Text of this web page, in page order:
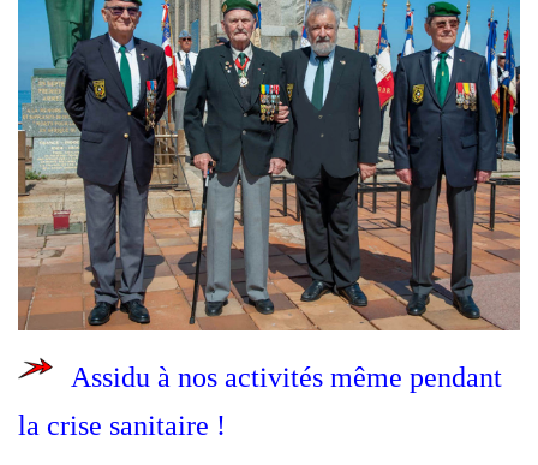
Assidu à nos activités même pendant
la crise sanitaire !